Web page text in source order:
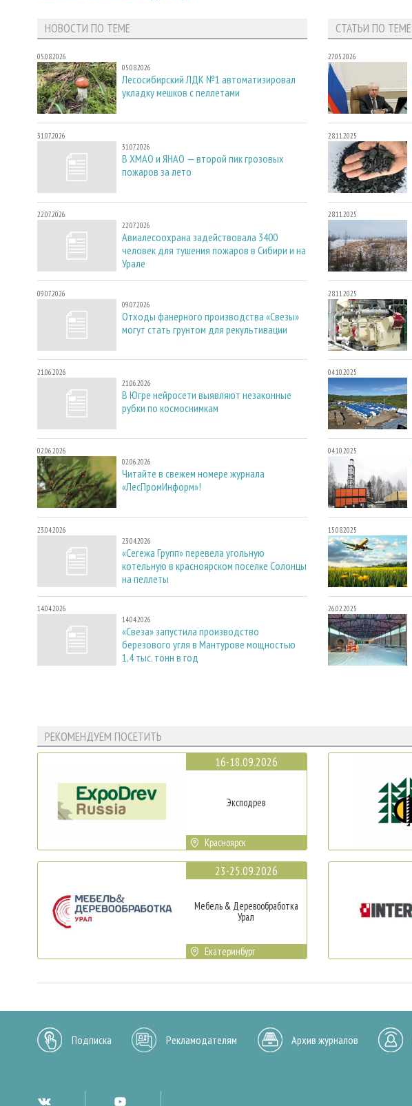
НОВОСТИ ПО ТЕМЕ
05.08.2026
05.08.2026
Лесосибирский ЛДК №1 автоматизировал
укладку мешков с пеллетами
31.07.2026
31.07.2026
В ХМАО и ЯНАО — второй пик грозовых
пожаров за лето
22.07.2026
22.07.2026
Авиалесоохрана задействовала 3400
человек для тушения пожаров в Сибири и на
Урале
09.07.2026
09.07.2026
Отходы фанерного производства «Свезы»
могут стать грунтом для рекультивации
21.06.2026
21.06.2026
В Югре нейросети выявляют незаконные
рубки по космоснимкам
02.06.2026
02.06.2026
Читайте в свежем номере журнала
«ЛесПромИнформ»!
23.04.2026
23.04.2026
«Сегежа Групп» перевела угольную
котельную в красноярском поселке Солонцы
на пеллеты
14.04.2026
14.04.2026
«Свеза» запустила производство
березового угля в Мантурове мощностью
1,4 тыс. тонн в год
СТАТЬИ ПО ТЕМЕ
27.05.2026
28.11.2025
28.11.2025
28.11.2025
04.10.2025
04.10.2025
15.08.2025
26.02.2025
РЕКОМЕНДУЕМ ПОСЕТИТЬ
16-18.09.2026
Эксподрев
Красноярск
23-25.09.2026
Мебель & Деревообработка
Урал
Екатеринбург
Подписка Рекламодателям Архив журналов